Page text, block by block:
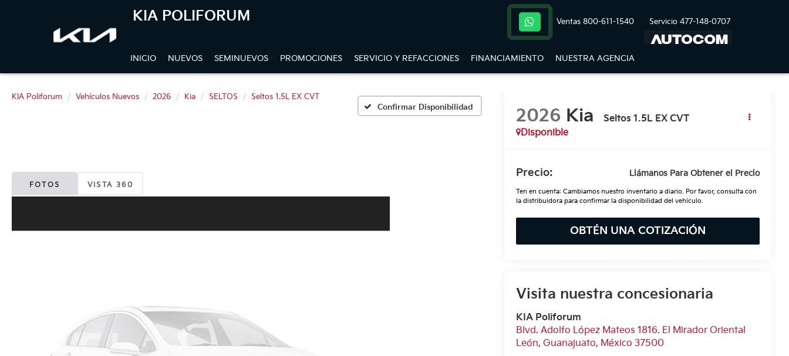
KIA POLIFORUM Ventas 800-611-1540 Servicio 477-148-0707
INICIO NUEVOS SEMINUEVOS PROMOCIONES SERVICIO Y REFACCIONES FINANCIAMIENTO NUESTRA AGENCIA
KIA Poliforum Vehículos Nuevos 2026 Kia SELTOS
Seltos 1.5L EX CVT
Confirmar Disponibilidad
FOTOS VISTA 360
2026 Kia
Seltos 1.5L EX CVT
Disponible
Precio: Llámanos Para Obtener el Precio
Ten en cuenta: Cambiamos nuestro inventario a diario. Por favor, consulta con
la distribuidora para confirmar la disponibilidad del vehículo.
OBTÉN UNA COTIZACIÓN
Visita nuestra concesionaria
KIA Poliforum
Blvd. Adolfo López Mateos 1816. El Mirador Oriental
León,Guanajuato, México 37500